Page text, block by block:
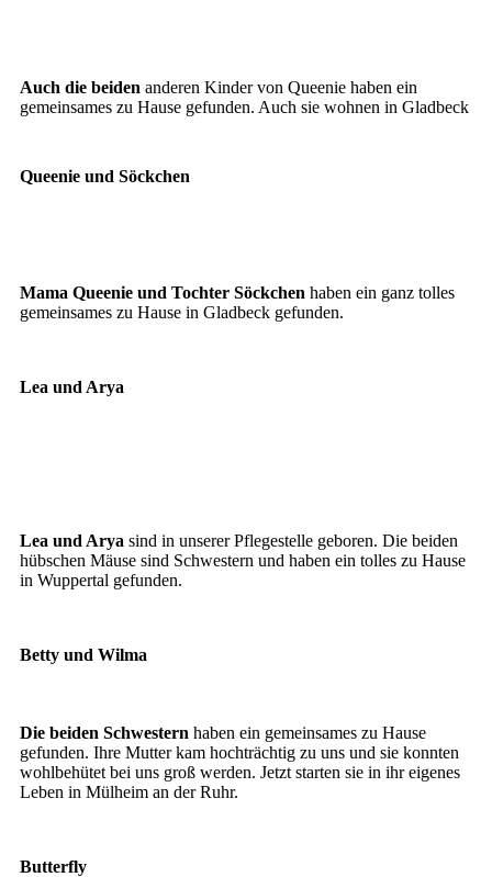
Auch die beiden anderen Kinder von Queenie haben ein
gemeinsames zu Hause gefunden. Auch sie wohnen in Gladbeck
Queenie und Söckchen
Mama Queenie und Tochter Söckchen haben ein ganz tolles
gemeinsames zu Hause in Gladbeck gefunden.
Lea und Arya
Lea und Aryasind in unserer Pflegestelle geboren. Die beiden
hübschen Mäuse sind Schwestern und haben ein tolles zu Hause
in Wuppertal gefunden.
Betty und Wilma
Die beiden Schwestern haben ein gemeinsames zu Hause
gefunden. Ihre Mutter kam hochträchtig zu uns und sie konnten
wohlbehütet bei uns groß werden. Jetzt starten sie in ihr eigenes
Leben in Mülheim an der Ruhr.
Butterfly